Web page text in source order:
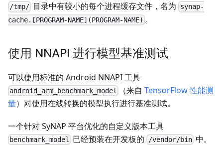
/tmp/ 目录中有较小的每个进程缓存文件，名为 synap-
cache.[PROGRAM-NAME](PROGRAM-NAME) 。
使用 NNAPI 进行模型基准测试
可以使用标准的 Android NNAPI 工具
android_arm_benchmark_model （来自TensorFlow 性能测
量）对使用在线转换的模型执行进行基准测试。
一个针对 SyNAP 平台优化的自定义版本工具
benchmark_model 已经预装在开发板的 /vendor/bin中。